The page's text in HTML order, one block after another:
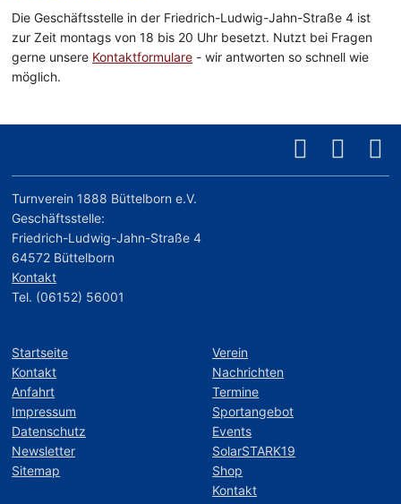
Die Geschäftsstelle in der Friedrich-Ludwig-Jahn-Straße 4 ist
zur Zeit montags von 18 bis 20 Uhr besetzt. Nutzt bei Fragen
gerne unsere Kontaktformulare - wir antworten so schnell wie
möglich.
Turnverein 1888 Büttelborn e.V.
Geschäftsstelle:
Friedrich-Ludwig-Jahn-Straße 4
64572 Büttelborn
Kontakt
Tel. (06152) 56001
Startseite
Kontakt
Anfahrt
Impressum
Datenschutz
Newsletter
Sitemap
Verein
Nachrichten
Termine
Sportangebot
Events
SolarSTARK19
Shop
Kontakt